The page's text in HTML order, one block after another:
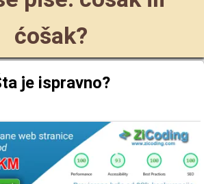
ćošak?
je ispravno?